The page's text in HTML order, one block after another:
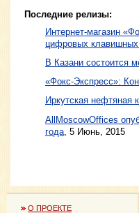
Последние релизы:
Интернет-магазин
цифровых клавишных
В Казани состоится
«Фокс-Экспресс»:
Иркутская нефтяная
AllMoscowOffices
года , 5 Июнь, 2015
О ПРОЕКТЕ